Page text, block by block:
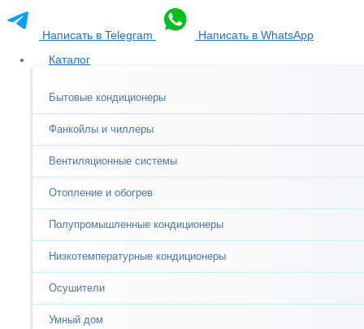
Написать в Telegram
Написать в WhatsApp
Каталог
Бытовые кондиционеры
Фанкойлы и чиллеры
Вентиляционные системы
Отопление и обогрев
Полупромышленные кондиционеры
Низкотемпературные кондиционеры
Осушители
Умный дом